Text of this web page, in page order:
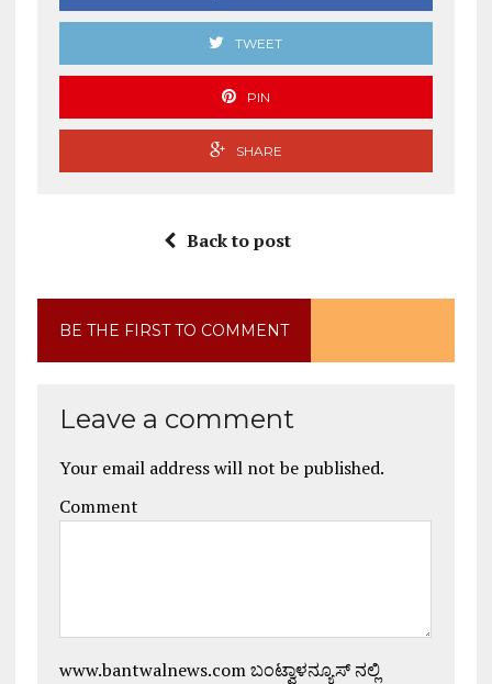
TWEET
PIN
SHARE
Back to post
BE THE FIRST TO COMMENT
Leave a comment
Your email address will not be published.
Comment
www.bantwalnews.com ಬಂಟ್ವಾಳನ್ಯೂಸ್ ನಲ್ಲಿ